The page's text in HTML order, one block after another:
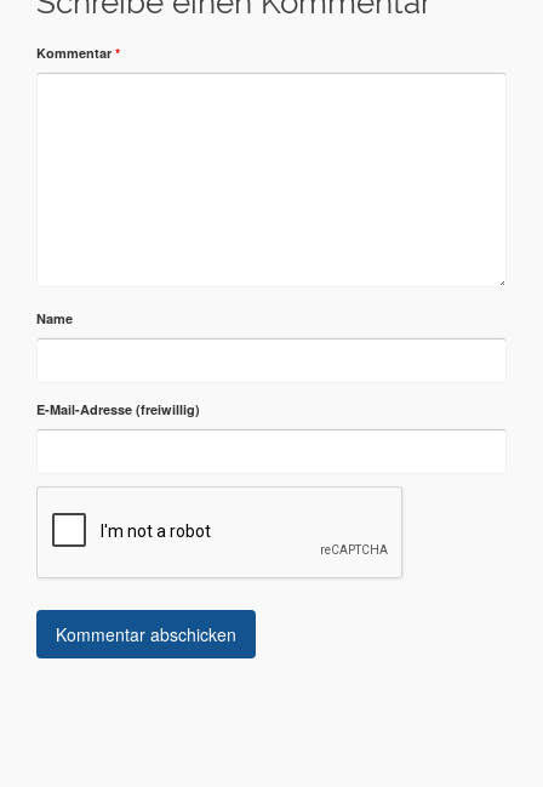
Kommentar *
Name
E-Mail-Adresse